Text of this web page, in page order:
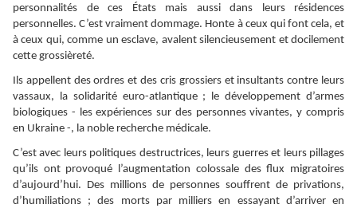
personnalités de ces États mais aussi dans leurs résidences
personnelles. C’est vraiment dommage. Honte à ceux qui font cela, et
à ceux qui, comme un esclave, avalent silencieusement et docilement
cette grossièreté.
Ils appellent des ordres et des cris grossiers et insultants contre leurs
vassaux, la solidarité euro-atlantique ; le développement d’armes
biologiques - les expériences sur des personnes vivantes, y compris
en Ukraine -, la noble recherche médicale.
C’est avec leurs politiques destructrices, leurs guerres et leurs pillages
qu’ils ont provoqué l’augmentation colossale des flux migratoires
d’aujourd’hui. Des millions de personnes souffrent de privations,
d’humiliations ; des morts par milliers en essayant d’arriver en